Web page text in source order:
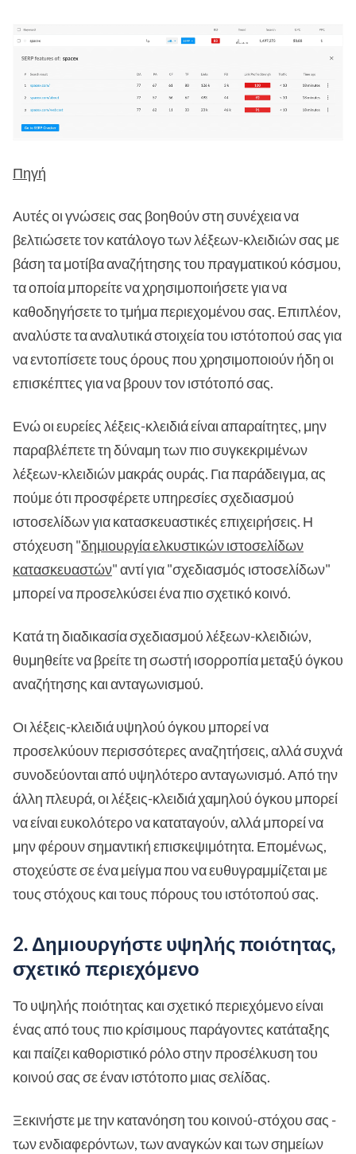
Πηγή
Αυτές οι γνώσεις σας βοηθούν στη συνέχεια να
βελτιώσετε τον κατάλογο των λέξεων-κλειδιών σας με
βάση τα μοτίβα αναζήτησης του πραγματικού κόσμου,
τα οποία μπορείτε να χρησιμοποιήσετε για να
καθοδηγήσετε το τμήμα περιεχομένου σας. Επιπλέον,
αναλύστε τα αναλυτικά στοιχεία του ιστότοπού σας για
να εντοπίσετε τους όρους που χρησιμοποιούν ήδη οι
επισκέπτες για να βρουν τον ιστότοπό σας.
Ενώ οι ευρείες λέξεις-κλειδιά είναι απαραίτητες, μην
παραβλέπετε τη δύναμη των πιο συγκεκριμένων
λέξεων-κλειδιών μακράς ουράς. Για παράδειγμα, ας
πούμε ότι προσφέρετε υπηρεσίες σχεδιασμού
ιστοσελίδων για κατασκευαστικές επιχειρήσεις. Η
στόχευση "δημιουργία ελκυστικών ιστοσελίδων
κατασκευαστών" αντί για "σχεδιασμός ιστοσελίδων"
μπορεί να προσελκύσει ένα πιο σχετικό κοινό.
Κατά τη διαδικασία σχεδιασμού λέξεων-κλειδιών,
θυμηθείτε να βρείτε τη σωστή ισορροπία μεταξύ όγκου
αναζήτησης και ανταγωνισμού.
Οι λέξεις-κλειδιά υψηλού όγκου μπορεί να
προσελκύουν περισσότερες αναζητήσεις, αλλά συχνά
συνοδεύονται από υψηλότερο ανταγωνισμό. Από την
άλλη πλευρά, οι λέξεις-κλειδιά χαμηλού όγκου μπορεί
να είναι ευκολότερο να καταταγούν, αλλά μπορεί να
μην φέρουν σημαντική επισκεψιμότητα. Επομένως,
στοχεύστε σε ένα μείγμα που να ευθυγραμμίζεται με
τους στόχους και τους πόρους του ιστότοπού σας.
2. Δημιουργήστε υψηλής ποιότητας,
σχετικό περιεχόμενο
Το υψηλής ποιότητας και σχετικό περιεχόμενο είναι
ένας από τους πιο κρίσιμους παράγοντες κατάταξης
και παίζει καθοριστικό ρόλο στην προσέλκυση του
κοινού σας σε έναν ιστότοπο μιας σελίδας.
Ξεκινήστε με την κατανόηση του κοινού-στόχου σας -
των ενδιαφερόντων, των αναγκών και των σημείων